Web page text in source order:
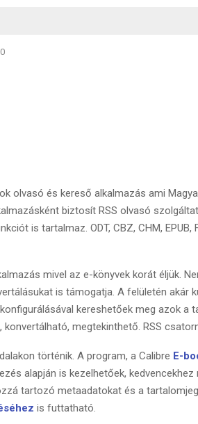
olvasó és kereső alkalmazás ami
biztosít RSS olvasó
is tartalmaz. ODT, CBZ, CHM, EPUB,
mivel az e-könyvek korát éljük.
is támogatja. A felületén akár
kereshetőek meg azok a
megtekinthető. RSS
történik. A program, a Calibre E-
alapján is kezelhetőek,
tartozó metaadatokat és a
is futtatható.